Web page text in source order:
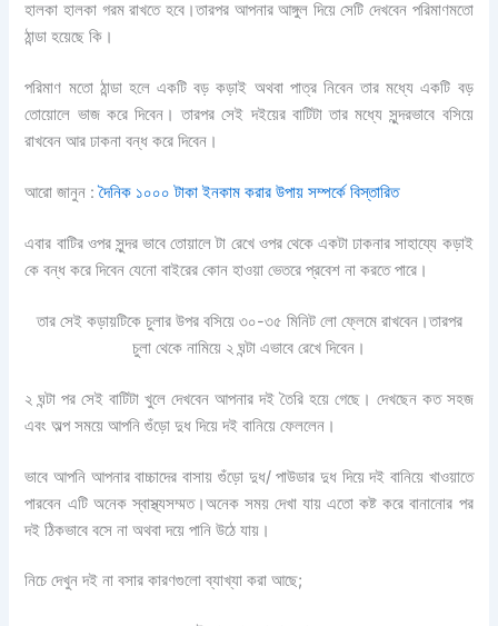
হালকা হালকা গরম রাখতে হবে।তারপর আপনার আঙ্গুল দিয়ে সেটি দেখবেন পরিমাণমতো
ঠান্ডা হয়েছে কি।
পরিমাণ মতো ঠান্ডা হলে একটি বড় কড়াই অথবা পাত্র নিবেন তার মধ্যে একটি বড়
তোয়ােলে ভাজ করে দিবেন। তারপর সেই দইয়ের বাটিটা তার মধ্যে সুন্দরভাবে বসিয়ে
রাখবেন আর ঢাকনা বন্ধ করে দিবেন।
আরো জানুন :দৈনিক ১০০০ টাকা ইনকাম করার উপায় সম্পর্কে বিস্তারিত
এবার বাটির ওপর সুন্দর ভাবে তোয়ালে টা রেখে ওপর থেকে একটা ঢাকনার সাহায্যে কড়াই
কে বন্ধ করে দিবেন যেনো বাইরের কোন হাওয়া ভেতরে প্রবেশ না করতে পারে।
তার সেই কড়ায়টিকে চুলার উপর বসিয়ে ৩০-৩৫ মিনিট লো ফ্লেমে রাখবেন।তারপর
চুলা থেকে নামিয়ে ২ ঘন্টা এভাবে রেখে দিবেন।
২ ঘন্টা পর সেই বাটিটা খুলে দেখবেন আপনার দই তৈরি হয়ে গেছে। দেখছেন কত সহজ
এবং অল্প সময়ে আপনি গুঁড়ো দুধ দিয়ে দই বানিয়ে ফেললেন।
ভাবে আপনি আপনার বাচ্চাদের বাসায় গুঁড়ো দুধ/ পাউডার দুধ দিয়ে দই বানিয়ে খাওয়াতে
পারবেন এটি অনেক স্বাস্থ্যসম্মত।অনেক সময় দেখা যায় এতো কষ্ট করে বানানোর পর
দই ঠিকভাবে বসে না অথবা দয়ে পানি উঠে যায়।
নিচে দেখুন দই না বসার কারণগুলো ব্যাখ্যা করা আছে;